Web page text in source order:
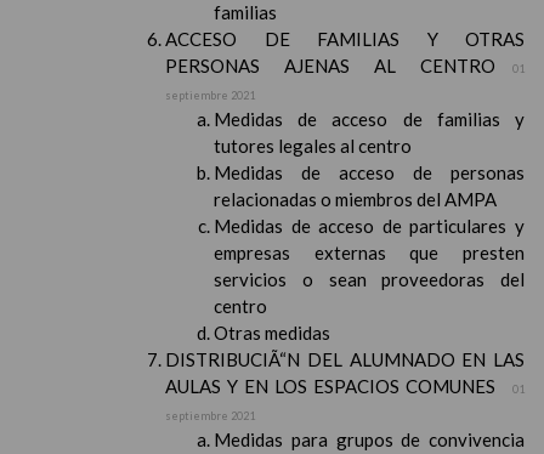
familias
ACCESO DE FAMILIAS Y OTRAS
PERSONAS AJENAS AL CENTRO
01
septiembre 2021
Medidas de acceso de familias y
tutores legales al centro
Medidas de acceso de personas
relacionadas o miembros del AMPA
Medidas de acceso de particulares y
empresas externas que presten
servicios o sean proveedoras del
centro
Otras medidas
DISTRIBUCIÃ“N DEL ALUMNADO EN LAS
AULAS Y EN LOS ESPACIOS COMUNES
01
septiembre 2021
Medidas para grupos de convivencia